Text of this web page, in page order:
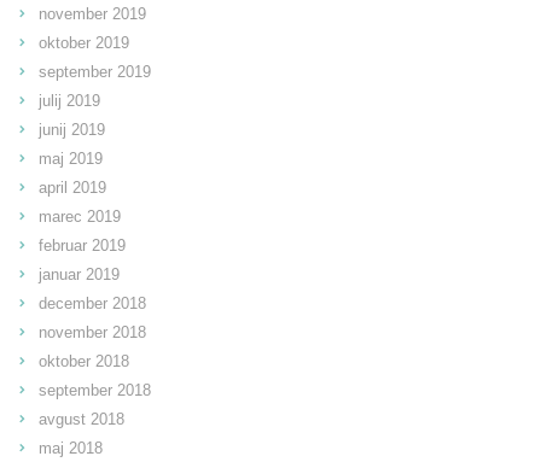
november 2019
oktober 2019
september 2019
julij 2019
junij 2019
maj 2019
april 2019
marec 2019
februar 2019
januar 2019
december 2018
november 2018
oktober 2018
september 2018
avgust 2018
maj 2018